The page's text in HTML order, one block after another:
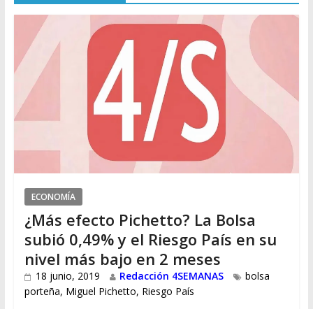
ECONOMÍA
¿Más efecto Pichetto? La Bolsa
subió 0,49% y el Riesgo País en su
nivel más bajo en 2 meses
18 junio, 2019 Redacción 4SEMANAS
bolsa
porteña, Miguel Pichetto, Riesgo País